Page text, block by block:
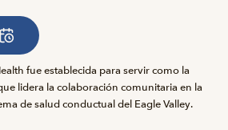
fue establecida para servir como la
lidera la colaboración comunitaria en la
de salud conductual del Eagle Valley.